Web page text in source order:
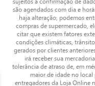
são agendados com dia e
haja alteração, podemos
compras de supermercado,
citar que existem fatores
condições climáticas,
gerados por clientes
irá receber sua
tolerância de atraso de, em
maior de idade no local
entregadores da Loja Online